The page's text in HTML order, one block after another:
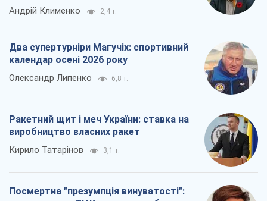
Андрій Клименко 2,4 т.
Два супертурніри Магучіх: спортивний
календар осені 2026 року
Олександр Липенко 6,8 т.
Ракетний щит і меч України: ставка на
виробництво власних ракет
Кирило Татарінов 3,1 т.
Посмертна "презумпція винуватості":